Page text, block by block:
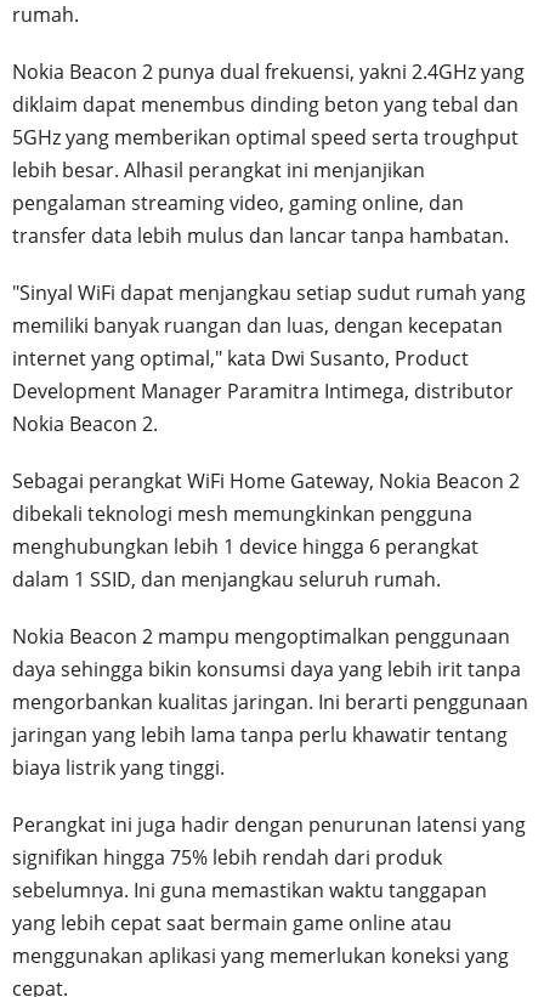
rumah.
Nokia Beacon 2 punya dual frekuensi, yakni 2.4GHz yang
diklaim dapat menembus dinding beton yang tebal dan
5GHz yang memberikan optimal speed serta troughput
lebih besar. Alhasil perangkat ini menjanjikan
pengalaman streaming video, gaming online, dan
transfer data lebih mulus dan lancar tanpa hambatan.
"Sinyal WiFi dapat menjangkau setiap sudut rumah yang
memiliki banyak ruangan dan luas, dengan kecepatan
internet yang optimal," kata Dwi Susanto, Product
Development Manager Paramitra Intimega, distributor
Nokia Beacon 2.
Sebagai perangkat WiFi Home Gateway, Nokia Beacon 2
dibekali teknologi mesh memungkinkan pengguna
menghubungkan lebih 1 device hingga 6 perangkat
dalam 1 SSID, dan menjangkau seluruh rumah.
Nokia Beacon 2 mampu mengoptimalkan penggunaan
daya sehingga bikin konsumsi daya yang lebih irit tanpa
mengorbankan kualitas jaringan. Ini berarti penggunaan
jaringan yang lebih lama tanpa perlu khawatir tentang
biaya listrik yang tinggi.
Perangkat ini juga hadir dengan penurunan latensi yang
signifikan hingga 75% lebih rendah dari produk
sebelumnya. Ini guna memastikan waktu tanggapan
yang lebih cepat saat bermain game online atau
menggunakan aplikasi yang memerlukan koneksi yang
cepat.